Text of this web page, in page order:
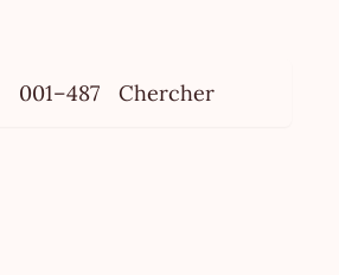
001–487 Chercher